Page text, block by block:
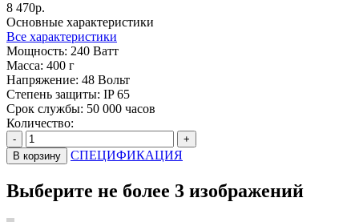
8 470р.
Основные характеристики
Все характеристики
Мощность: 240 Ватт
Масса: 400 г
Напряжение: 48 Вольт
Степень защиты: IP 65
Срок службы: 50 000 часов
Количество:
-
+
В корзину
СПЕЦИФИКАЦИЯ
Выберите не более 3 изображений